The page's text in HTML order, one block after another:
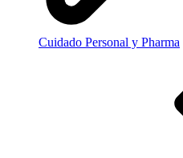
Cuidado Personal y Pharma